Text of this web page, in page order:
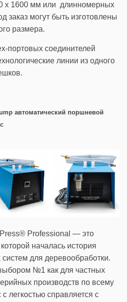
х 1600 мм или длинномерных
заказ могут быть изготовлены
размера.
портовых соединителей
линии из одного
автоматический поршневой
Professional — это
началась история
для деревообработки.
№1 как для частных
производств по всему
легкостью справляется с